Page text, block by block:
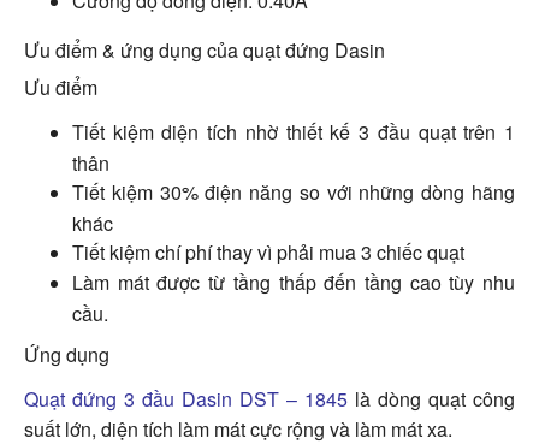
Ưu điểm & ứng dụng của quạt đứng Dasin
Ưu điểm
Tiết kiệm diện tích nhờ thiết kế 3 đầu quạt trên 1
thân
Tiết kiệm 30% điện năng so với những dòng hãng
khác
Tiết kiệm chí phí thay vì phải mua 3 chiếc quạt
Làm mát được từ tầng thấp đến tầng cao tùy nhu
cầu.
Ứng dụng
Quạt đứng 3 đầu Dasin DST – 1845 là dòng quạt công
suất lớn, diện tích làm mát cực rộng và làm mát xa.